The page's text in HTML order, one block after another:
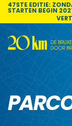
Skip to content
47STE EDITIE:
STARTEN BEGIN